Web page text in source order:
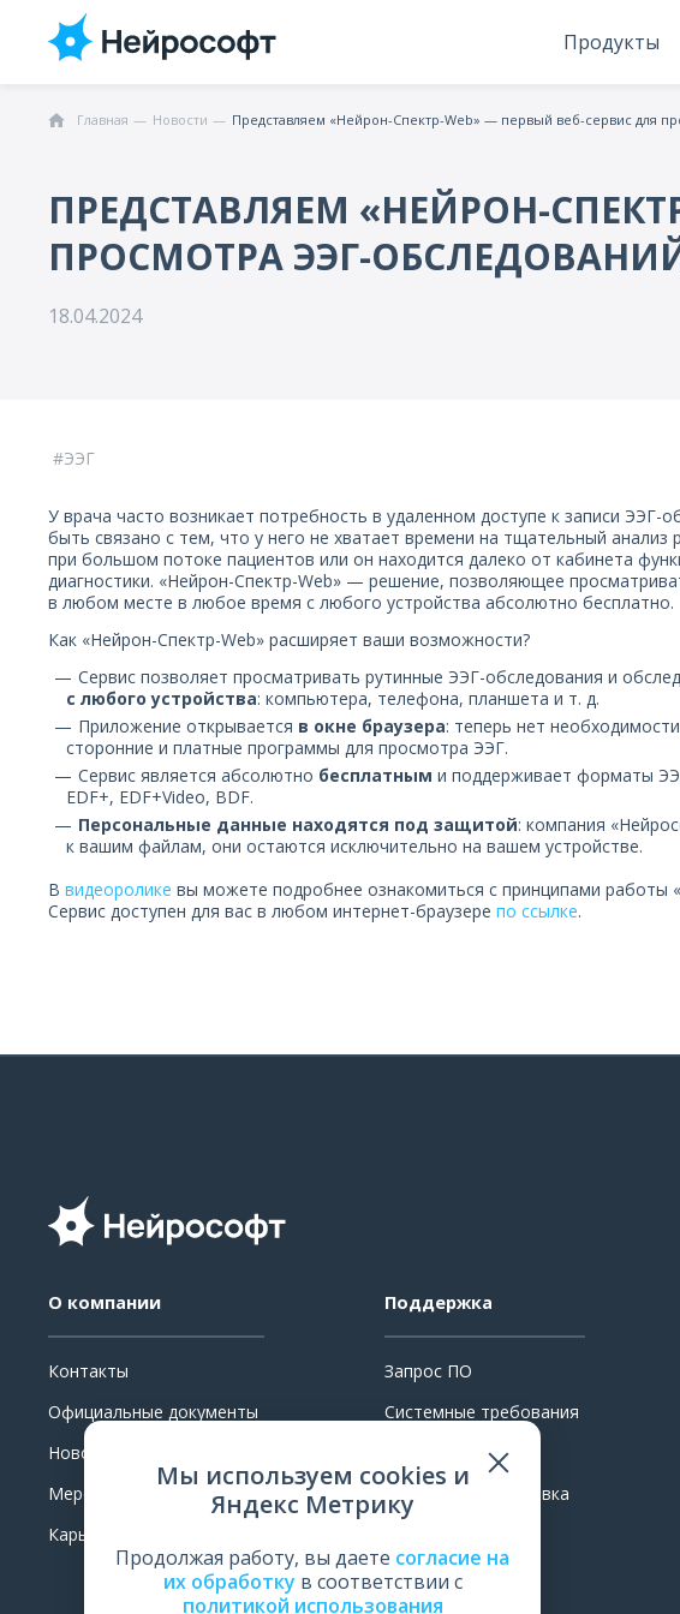
Продукты
Главная Новости Представляем «Нейрон-Спектр-Web» — первый веб-сервис для
ПРЕДСТАВЛЯЕМ «НЕЙРОН-
ПРОСМОТРА ЭЭГ-
18.04.2024
ЭЭГ
У врача часто возникает потребность в удаленном доступе к записи ЭЭГ-
быть связано с тем, что у него не хватает времени на тщательный анализ
при большом потоке пациентов или он находится далеко от кабинета
диагностики. «Нейрон-Спектр-Web» — решение, позволяющее
в любом месте в любое время с любого устройства абсолютно бесплатно.
Как «Нейрон-Спектр-Web» расширяет ваши возможности?
Сервис позволяет просматривать рутинные ЭЭГ-обследования и
с любого устройства: компьютера, телефона, планшета и т. д.
Приложение открывается в окне браузера: теперь нет
сторонние и платные программы для просмотра ЭЭГ.
Сервис является абсолютно бесплатным и поддерживает форматы
EDF+, EDF+Video, BDF.
Персональные данные находятся под защитой: компания
к вашим файлам, они остаются исключительно на вашем устройстве.
В видеоролике вы можете подробнее ознакомиться с принципами работы
Сервис доступен для вас в любом интернет-браузере по ссылке.
О компании
Контакты
Официальные документы
Новости
Мероприятия
Карьера
Поддержка
Запрос ПО
Системные требования
Поверка и калибровка
Оценить работу
Мы используем cookies и
Яндекс Метрику
Продолжая работу, вы даете согласие на
их обработку в соответствии с
политикой использования